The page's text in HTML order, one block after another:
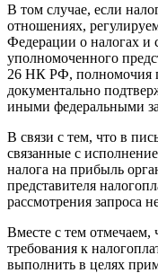
В том случае, если
отношениях,
Федерации о налогах и
уполномоченного
26 НК РФ, полномочия
документально
иными федеральными
В связи с тем, что в
связанные с
налога на прибыль
представителя
рассмотрения запроса
Вместе с тем отмечаем,
требования к
выполнить в целях